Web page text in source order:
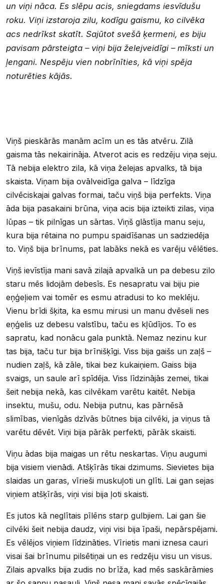
un viņi nāca. Es slēpu acis, sniegdams iesvīdušu
roku. Viņi izstaroja zilu, kodīgu gaismu, ko cilvēka
acs nedrīkst skatīt. Sajūtot svešā ķermeni, es biju
pavisam pārsteigta – viņi bija želejveidīgi – mīksti un
ļengani. Nespēju vien nobrīnīties, kā viņi spēja
noturēties kājās.
Viņš pieskārās manām acīm un es tās atvēru. Zilā
gaisma tās nekairināja. Atverot acis es redzēju viņa seju.
Tā nebija elektro zila, kā viņa želejas apvalks, tā bija
skaista. Viņam bija ovālveidīga galva – līdzīga
cilvēciskajai galvas formai, taču viņš bija perfekts. Viņa
āda bija pasakaini brūna, viņa acis bija izteikti zilas, viņa
lūpas – tik pilnīgas un sārtas. Viņš glāstīja manu seju,
kura bija rētaina no pumpu spaidīšanas un sadziedēja
to. Viņš bija brīnums, pat labāks nekā es varēju vēlēties.
Viņš ievīstīja mani savā zilajā apvalkā un pa debesu zilo
staru mēs lidojām debesīs. Es nesapratu vai biju pie
eņģeļiem vai tomēr es esmu atradusi to ko meklēju.
Vienu brīdi šķita, ka esmu mirusi un manu dvēseli nes
eņģelis uz debesu valstību, taču es kļūdījos. To es
sapratu, kad nonācu gala punktā. Nemaz nezinu kur
tas bija, taču tur bija brīnišķīgi. Viss bija gaišs un zaļš –
nudien zaļš, kā zāle, tikai bez kukaiņiem. Gaiss bija
svaigs, un saule arī spīdēja. Viss līdzinājās zemei, tikai
šeit nebija nekā, kas cilvēkam varētu kaitēt. Nebija
insektu, mušu, odu. Nebija putnu, kas pārnēsā
slimības, vienīgās dzīvās būtnes bija cilvēki, ja viņus tā
varētu dēvēt. Viņi bija pārāk perfekti, pārāk skaisti.
Viņu ādas bija maigas un rētu neskartas. Viņu augumi
bija visiem vienādi. Atšķīrās tikai dzimums. Sievietes bija
slaidas un garas, vīrieši muskuļoti un glīti. Lai gan sejas
viņiem atšķīrās, viņi visi bija ļoti skaisti.
Es jutos kā neglītais pīlēns starp gulbjiem. Lai gan šie
cilvēki šeit nebija daudz, viņi visi bija īpaši, nepārspējami.
Es vēlējos viņiem līdzināties. Vīrietis mani iznesa cauri
visai šai brīnumu pilsētiņai un es redzēju visu un visus.
Zilais apvalks bija zudis no brīža, kad mēs saskārāmies